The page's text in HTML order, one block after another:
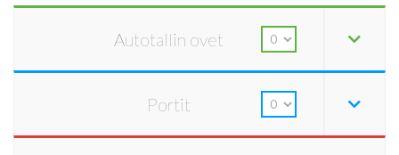
Autotallin ovet
Portit